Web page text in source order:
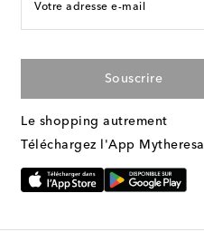
Votre adresse e-mail
Souscrire
Le shopping autrement
Téléchargez l'App Mytheresa